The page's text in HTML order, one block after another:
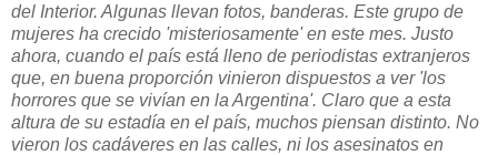
del Interior. Algunas llevan fotos, banderas. Este grupo de
mujeres ha crecido 'misteriosamente' en este mes. Justo
ahora, cuando el país está lleno de periodistas extranjeros
que, en buena proporción vinieron dispuestos a ver 'los
horrores que se vivían en la Argentina'. Claro que a esta
altura de su estadía en el país, muchos piensan distinto. No
vieron los cadáveres en las calles, ni los asesinatos en